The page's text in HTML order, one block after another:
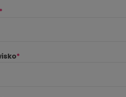
*
*